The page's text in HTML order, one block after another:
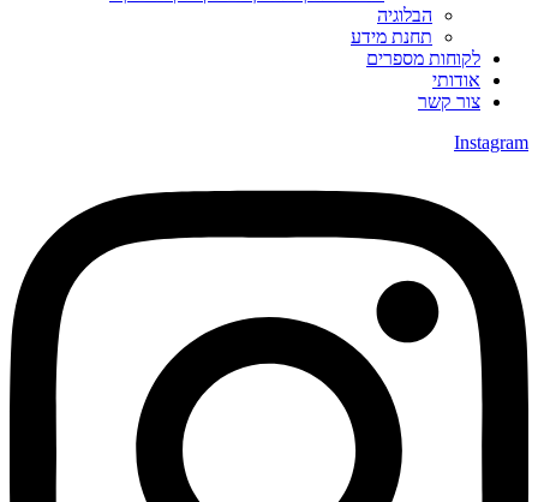
הבלוגיה
תחנת מידע
לקוחות מספרים
אודותי
צור קשר
Instagram